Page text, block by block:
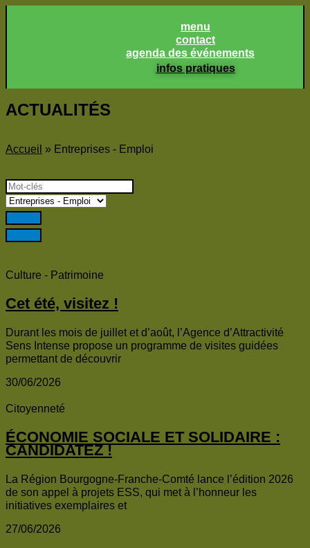
Panneau de gestion des cookies
menu
contact
agenda des événements
infos pratiques
ACTUALITÉS
Accueil » Entreprises - Emploi
Culture - Patrimoine
Cet été, visitez !
Durant les mois de juillet et d’août, l’Agence d’Attractivité
Sens Intense propose un programme de visites guidées
permettant de découvrir
30/06/2026
Citoyenneté
ÉCONOMIE SOCIALE ET SOLIDAIRE :
CANDIDATEZ !
La Région Bourgogne-Franche-Comté lance l’édition 2026
de son appel à projets ESS, qui met à l’honneur les
initiatives exemplaires et
27/06/2026